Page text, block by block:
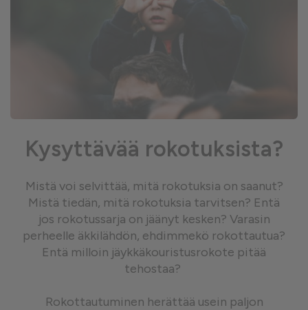
Kysyttävää rokotuksista?
Mistä voi selvittää, mitä rokotuksia on saanut?
Mistä tiedän, mitä rokotuksia tarvitsen? Entä
jos rokotussarja on jäänyt kesken? Varasin
perheelle äkkilähdön, ehdimmekö rokottautua?
Entä milloin jäykkäkouristusrokote pitää
tehostaa?
Rokottautuminen herättää usein paljon